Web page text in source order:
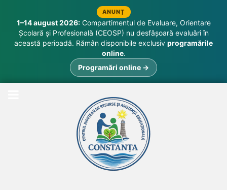
ANUNȚ
1–14 august 2026:Compartimentul de Evaluare, Orientare
Școlară și Profesională (CEOSP) nu desfășoară evaluări în
această perioadă. Rămân disponibile exclusiv programările
online.
Programări online →